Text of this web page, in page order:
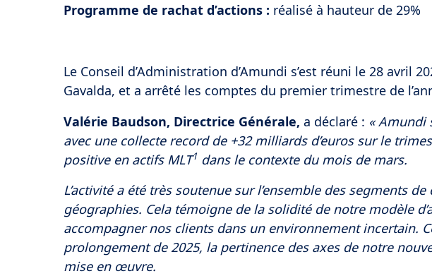
Programme de rachat d’actions : réalisé à hauteur de 29%
Le Conseil d’Administration d’Amundi s’est réuni le 28 avril
Gavalda, et a arrêté les comptes du premier trimestre de
Valérie Baudson, Directrice Générale, a déclaré : « Amundi
avec une collecte record de +32 milliards d’euros sur le
positive en actifs MLT1 dans le contexte du mois de mars.
L’activité a été très soutenue sur l’ensemble des segments
géographies. Cela témoigne de la solidité de notre modèle
accompagner nos clients dans un environnement incertain.
prolongement de 2025, la pertinence des axes de notre
mise en œuvre.